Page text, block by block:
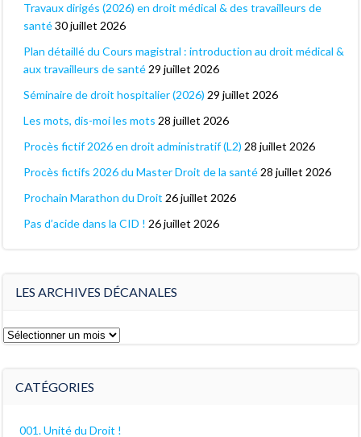
Travaux dirigés (2026) en droit médical & des travailleurs de
santé30 juillet 2026
Plan détaillé du Cours magistral : introduction au droit médical &
aux travailleurs de santé 29 juillet 2026
Séminaire de droit hospitalier (2026) 29 juillet 2026
Les mots, dis-moi les mots 28 juillet 2026
Procès fictif 2026 en droit administratif (L2) 28 juillet 2026
Procès fictifs 2026 du Master Droit de la santé 28 juillet 2026
Prochain Marathon du Droit 26 juillet 2026
Pas d’acide dans la CID ! 26 juillet 2026
LES ARCHIVES DÉCANALES
Les
CATÉGORIES
001. Unité du Droit !